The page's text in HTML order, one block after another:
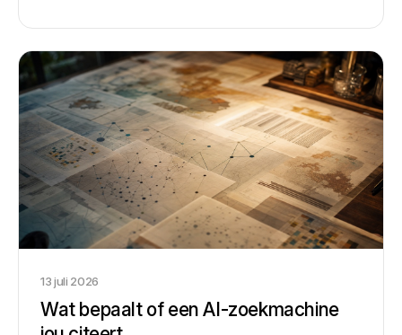
13 juli 2026
Wat bepaalt of een AI-zoekmachine